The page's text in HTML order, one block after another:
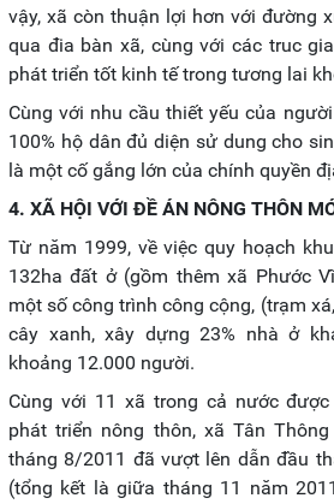
vậy, xã còn thuận lợi hơn với đường
qua đia bàn xã, cùng với các truc
phát triển tốt kinh tế trong tương lai
Cùng với nhu cầu thiết yếu của
100% hộ dân đủ diện sử dung cho
là một cố gắng lớn của chính quyền
4. XÃ HỘI VỚI ĐỀ ÁN NÔNG THÔN
Từ năm 1999, về việc quy hoạch
132ha đất ở (gồm thêm xã Phước
một số công trình công cộng, (trạm
cây xanh, xây dựng 23% nhà ở
khoảng 12.000 người.
Cùng với 11 xã trong cả nước
phát triển nông thôn, xã Tân
tháng 8/2011 đã vượt lên dẫn đầu
(tổng kết là giữa tháng 11 năm